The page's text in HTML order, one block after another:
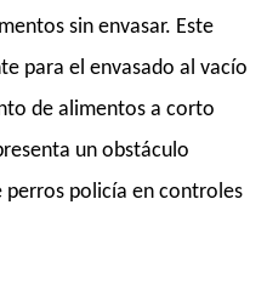
sin envasar. Este
para el envasado al vacío
de alimentos a corto
un obstáculo
policía en controles